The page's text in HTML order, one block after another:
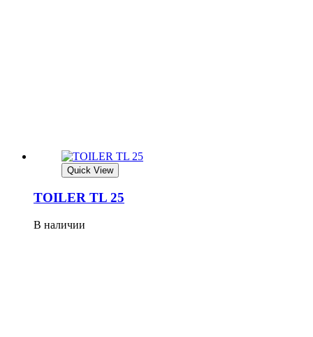
Quick View
TOILER TL 25
В наличии